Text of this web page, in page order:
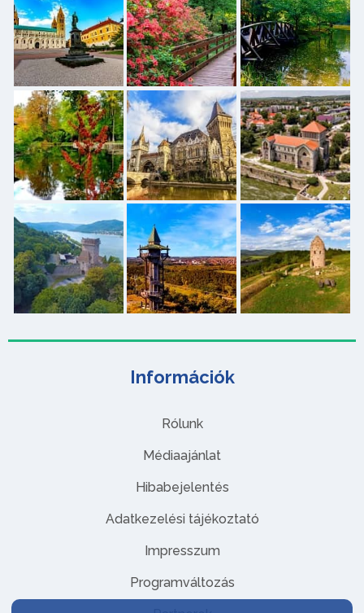
Információk
Rólunk
Médiaajánlat
Hibabejelentés
Adatkezelési tájékoztató
Impresszum
Programváltozás